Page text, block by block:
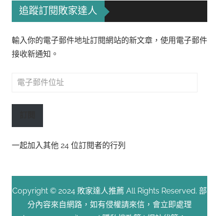
追蹤訂閱敗家達人
輸入你的電子郵件地址訂閱網站的新文章，使用電子郵件
接收新通知。
電
郵
址
一起加入其他 24 位訂閱者的行列
Copyright © 2024 敗家達人推薦 All Rights Reserved. 部
分內容來自網路，如有侵權請來信，會立即處理